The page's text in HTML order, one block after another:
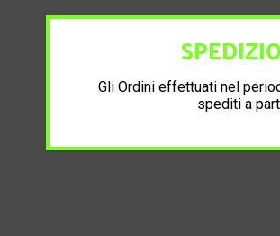
Gli Ordini effettuati nel
spediti a